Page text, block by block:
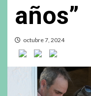
años”
octubre 7, 2024